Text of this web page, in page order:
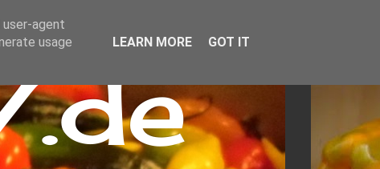
agent
usage
LEARN MORE GOT IT